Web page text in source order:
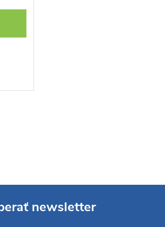
newsletter